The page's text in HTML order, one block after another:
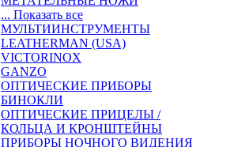
... Показать все
МУЛЬТИИНСТРУМЕНТЫ
LEATHERMAN (USA)
VICTORINOX
GANZO
ОПТИЧЕСКИЕ ПРИБОРЫ
БИНОКЛИ
ОПТИЧЕСКИЕ ПРИЦЕЛЫ /
КОЛЬЦА И КРОНШТЕЙНЫ
ПРИБОРЫ НОЧНОГО ВИДЕНИЯ